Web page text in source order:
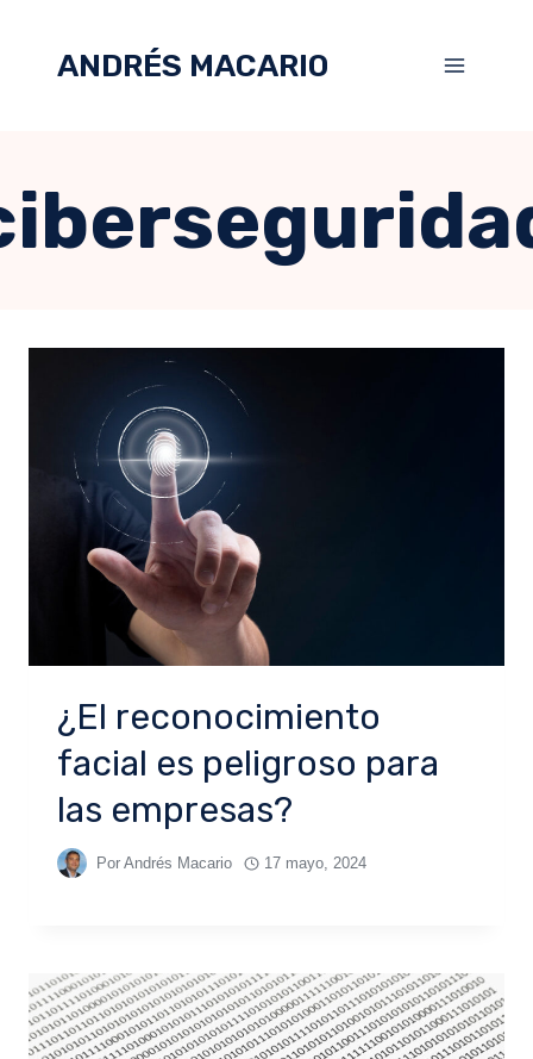
ANDRÉS MACARIO
¿El reconocimiento
facial es peligroso para
las empresas?
Por Andrés Macario 17 mayo, 2024